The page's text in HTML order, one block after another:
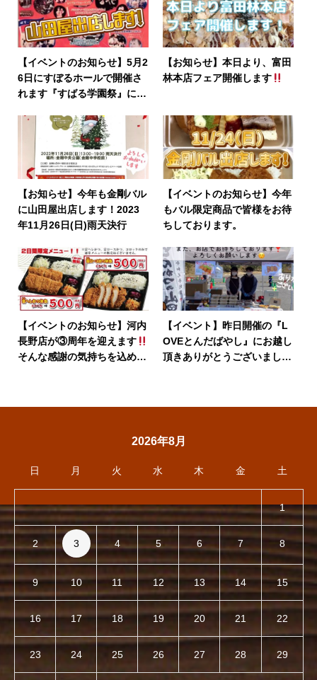
【イベントのお知らせ】5月2
6日にすぼるホールで開催さ
れます『すばる学園祭』にと
【お知らせ】本日より、富田
林本店フェア開催します
【お知らせ】今年も金剛バル
に山田屋出店します！2023
年11月26日(日)雨天決行
【イベントのお知らせ】今年
もバル限定商品で皆様をお待
ちしております。
【イベントのお知らせ】河内
長野店が③周年を迎えます
そんな感謝の気持ちを込めて
【イベント】昨日開催の『L
OVEとんだばやし』にお越し
頂きありがとうございまし
2026年8月
日 月 火 水 木 金 土
1
2 3 4 5 6 7 8
9 10 11 12 13 14 15
16 17 18 19 20 21 22
23 24 25 26 27 28 29